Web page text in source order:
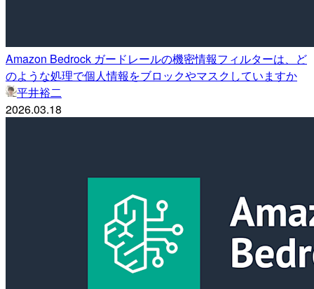
Amazon Bedrock ガードレールの機密情報フィルターは、ど
のような処理で個人情報をブロックやマスクしていますか
平井裕二
2026.03.18